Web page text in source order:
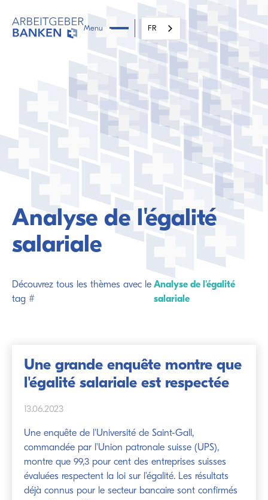
Menu FR
Analyse de l'égalité
salariale
Découvrez tous les thèmes avec le
tag #
Analyse de l'égalité
salariale
Une grande enquête montre que
l'égalité salariale est respectée
13.06.2023
Une enquête de l'Université de Saint-Gall,
commandée par l'Union patronale suisse (UPS),
montre que 99,3 pour cent des entreprises suisses
évaluées respectent la loi sur l'égalité. Les résultats
déjà connus pour le secteur bancaire sont confirmés